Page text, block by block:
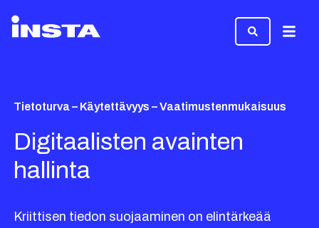
Tietoturva – Käytettävyys – Vaatimustenmukaisuus
Digitaalisten avainten
hallinta
Kriittisen tiedon suojaaminen on elintärkeää